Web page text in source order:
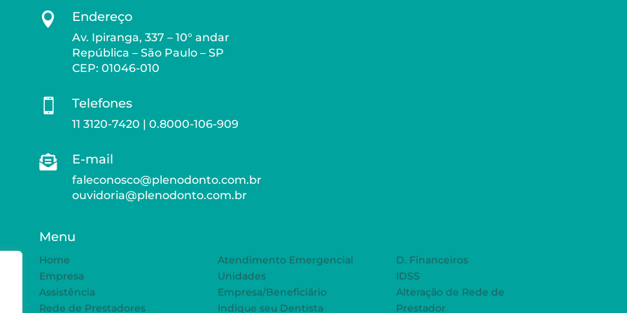
 Endereço
Av. Ipiranga, 337 – 10° andar
República – São Paulo – SP
CEP: 01046-010
 Telefones
11 3120-7420 | 0.8000-106-909
 E-mail
faleconosco@plenodonto.com.br
ouvidoria@plenodonto.com.br
Menu
Home
Empresa
Assistência
Rede de Prestadores
Atendimento Emergencial
Unidades
Empresa/Beneficiário
Indique seu Dentista
D. Financeiros
IDSS
Alteração de Rede de
Prestador